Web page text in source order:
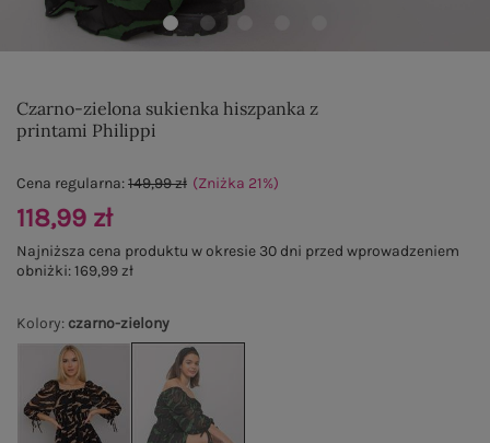
Czarno-zielona sukienka hiszpanka z
printami Philippi
Kolory: czarno-zielony
Cena regularna:149,99 zł (Zniżka 21%)
118,99 zł
Najniższa cena produktu w okresie 30 dni przed wprowadzeniem
obniżki:169,99 zł